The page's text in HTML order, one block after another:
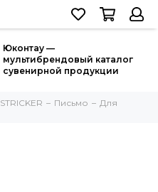
Юконтау —
мультибрендовый каталог
сувенирной продукции
STRICKER Письмо
Для